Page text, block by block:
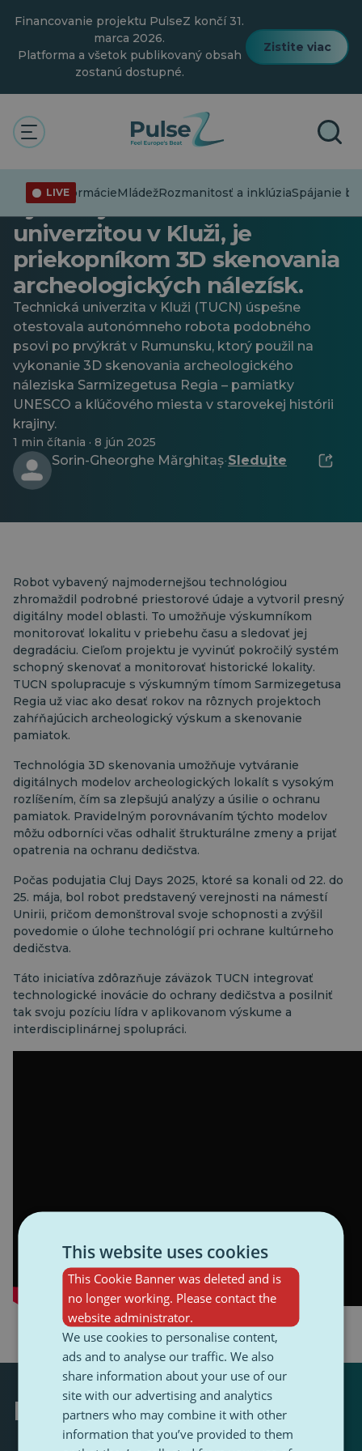
obsah
Financovanie projektu PulseZ končí 31.
marca 2026.
Platforma a všetok publikovaný obsah
zostanú dostupné.
Zistite viac
LIVE
DezinformácieMládežRozmanitosť a inklúziaSpájanie
Robot podobný psovi,
vyvinutý Technickou
univerzitou v Kluži, je
priekopníkom 3D skenovania
archeologických nálezísk.
Technická univerzita v Kluži (TUCN) úspešne
otestovala autonómneho robota podobného
psovi po prvýkrát v Rumunsku, ktorý použil na
vykonanie 3D skenovania archeologického
náleziska Sarmizegetusa Regia – pamiatky
UNESCO a kľúčového miesta v starovekej histórii
krajiny.
1 min čítania · 8 jún 2025
Sorin-Gheorghe Mărghitaș· Sledujte
Robot vybavený najmodernejšou technológiou
zhromaždil podrobné priestorové údaje a vytvoril presný
digitálny model oblasti. To umožňuje výskumníkom
monitorovať lokalitu v priebehu času a sledovať jej
degradáciu. Cieľom projektu je vyvinúť pokročilý systém
schopný skenovať a monitorovať historické lokality.
TUCN spolupracuje s výskumným tímom Sarmizegetusa
Regia už viac ako desať rokov na rôznych projektoch
zahŕňajúcich archeologický výskum a skenovanie
pamiatok.
Technológia 3D skenovania umožňuje vytváranie
digitálnych modelov archeologických lokalít s vysokým
rozlíšením, čím sa zlepšujú analýzy a úsilie o ochranu
pamiatok. Pravidelným porovnávaním týchto modelov
môžu odborníci včas odhaliť štrukturálne zmeny a prijať
opatrenia na ochranu dedičstva.
Počas podujatia Cluj Days 2025, ktoré sa konali od 22. do
25. mája, bol robot predstavený verejnosti na námestí
Unirii, pričom demonštroval svoje schopnosti a zvýšil
povedomie o úlohe technológií pri ochrane kultúrneho
dedičstva.
Táto iniciatíva zdôrazňuje záväzok TUCN integrovať
technologické inovácie do ochrany dedičstva a posilniť
tak svoju pozíciu lídra v aplikovanom výskume a
interdisciplinárnej spolupráci.
Napísal
This website uses cookies
This Cookie Banner was deleted and is
no longer working. Please contact the
website administrator.
We use cookies to personalise content,
ads and to analyse our traffic. We also
share information about your use of our
site with our advertising and analytics
partners who may combine it with other
information that you’ve provided to them